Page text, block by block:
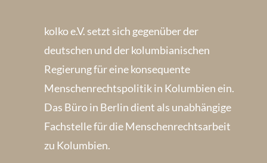
kolko e.V. setzt sich gegenüber der
deutschen und der kolumbianischen
Regierung für eine konsequente
Menschenrechts­politik in Kolum­bien ein.
Das Büro in Berlin dient als unabhängige
Fachstelle für die Menschen­rechtsarbeit
zu Kolumbien.